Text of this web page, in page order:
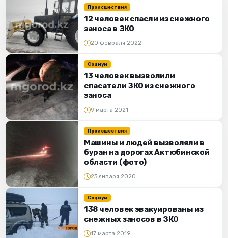
Происшествия
12 человек спасли из снежного
заноса в ЗКО
20 февраля 2022
Социум
13 человек вызволили
спасатели ЗКО из снежного
заноса
9 марта 2021
Происшествия
Машины и людей вызволяли в
буран на дорогах Актюбинской
области (фото)
23 января 2020
Социум
138 человек эвакуированы из
снежных заносов в ЗКО
17 марта 2019